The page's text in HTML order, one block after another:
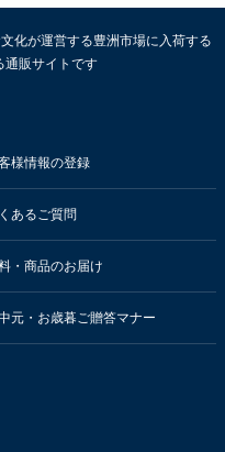
化が運営する豊洲市場に入荷する
通販サイトです
様情報の登録
あるご質問
・商品のお届け
元・お歳暮ご贈答マナー